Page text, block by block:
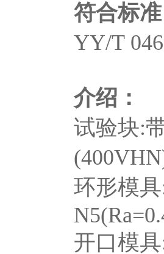
符合标
YY/T
介绍：
试验块:
环形模
开口模